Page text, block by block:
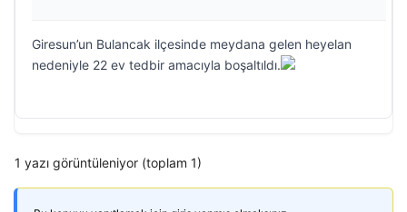
Giresun’un Bulancak ilçesinde meydana gelen heyelan
nedeniyle 22 ev tedbir amacıyla boşaltıldı.
1 yazı görüntüleniyor (toplam 1)